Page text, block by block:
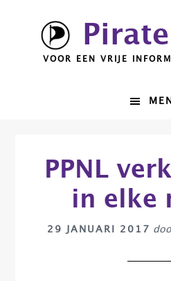
hoofdnavigatieVOOR EEN VRIJE
PPNL
in elke
29 JANUARI 2017